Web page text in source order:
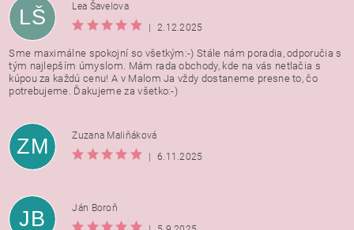
LŠ
Lea Šavelova
|
2.12.2025
Sme maximálne spokojní so všetkým:-) Stále nám poradia, odporučia s
tým najlepším úmyslom. Mám rada obchody, kde na vás netlačia s
kúpou za každú cenu! A v Malom Ja vždy dostaneme presne to, čo
potrebujeme. Ďakujeme za všetko:-)
ZM
Zuzana Maliňáková
|
6.11.2025
JB
Ján Boroň